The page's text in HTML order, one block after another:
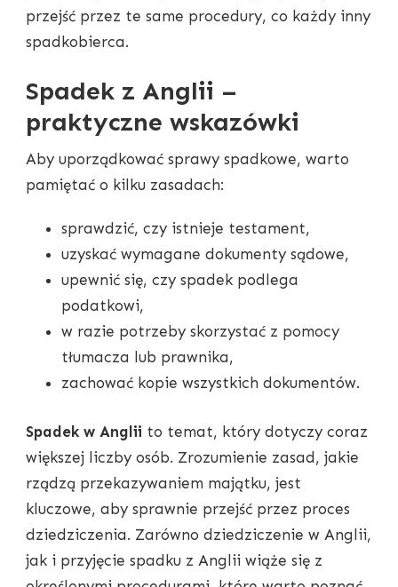
przejść przez te same procedury, co każdy inny
spadkobierca.
Spadek z Anglii –
praktyczne wskazówki
Aby uporządkować sprawy spadkowe, warto
pamiętać o kilku zasadach:
sprawdzić, czy istnieje testament,
uzyskać wymagane dokumenty sądowe,
upewnić się, czy spadek podlega
podatkowi,
w razie potrzeby skorzystać z pomocy
tłumacza lub prawnika,
zachować kopie wszystkich dokumentów.
Spadek w Anglii to temat, który dotyczy coraz
większej liczby osób. Zrozumienie zasad, jakie
rządzą przekazywaniem majątku, jest
kluczowe, aby sprawnie przejść przez proces
dziedziczenia. Zarówno dziedziczenie w Anglii,
jak i przyjęcie spadku z Anglii wiąże się z